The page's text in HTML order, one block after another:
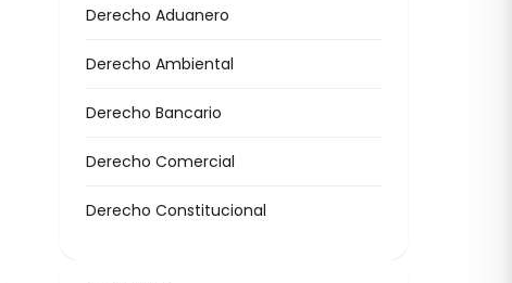
Derecho Aduanero
Derecho Ambiental
Derecho Bancario
Derecho Comercial
Derecho Constitucional